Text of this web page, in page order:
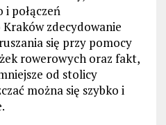
połączeń
zdecydowanie
się przy pomocy
rowerowych oraz fakt,
od stolicy
można się szybko i